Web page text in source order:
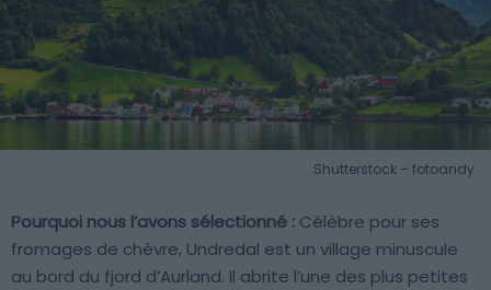
Shutterstock – fotoandy
Pourquoi nous l’avons sélectionné : Célèbre pour ses
fromages de chèvre, Undredal est un village minuscule
au bord du fjord d’Aurland. Il abrite l’une des plus petites